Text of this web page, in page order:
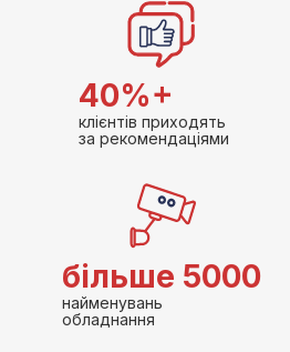
40%+
клієнтів приходять
за рекомендаціями
більше 5000
найменувань
обладнання